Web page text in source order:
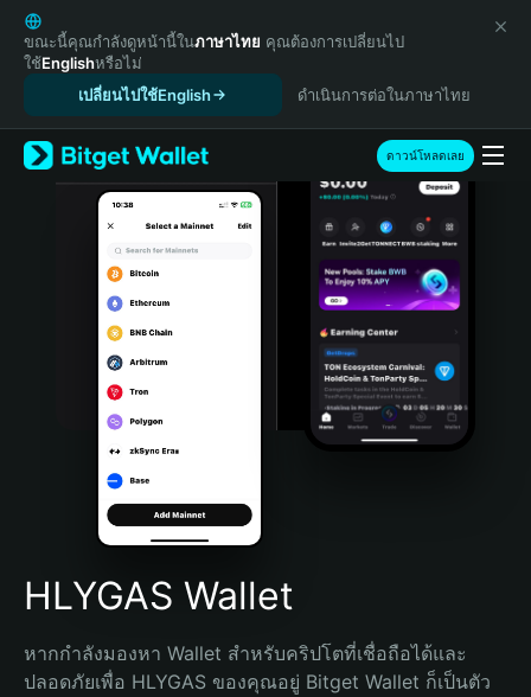
English
日本語
Tiếng Việt
Español (Latinoamérica)
Türkçe
Italiano
Português (Portugal)
Bahasa Indonesia
Português (Brasil)
Español (Argentina)
ขณะนี้คุณกำลังดูหน้านี้ในภาษาไทย คุณต้องการเปลี่ยนไป
ใช้Englishหรือไม่
เปลี่ยนไปใช้English
ดำเนินการต่อในภาษาไทย
ดาวน์โหลดเลย
HLYGAS Wallet
หากกำลังมองหา Wallet สำหรับคริปโตที่เชื่อถือได้และ
ปลอดภัยเพื่อ HLYGAS ของคุณอยู่ Bitget Wallet ก็เป็นตัว